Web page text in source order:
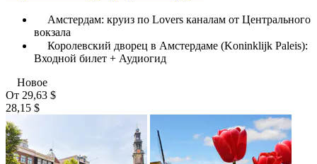
Амстердам: круиз по Lovers каналам от Центрального
вокзала
Королевский дворец в Амстердаме (Koninklijk Paleis):
Входной билет + Аудиогид
Новое
От 29,63 $
28,15 $